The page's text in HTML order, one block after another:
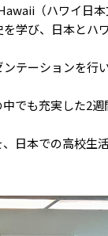
（ハワイ日本
学び、日本とハ
テーションを行
でも充実した2週
日本での高校生